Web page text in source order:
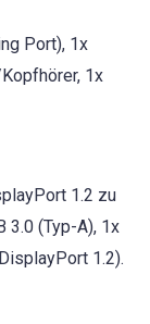
Port), 1x
1x
1.2 zu
3.0 (Typ-A), 1x
1.2).